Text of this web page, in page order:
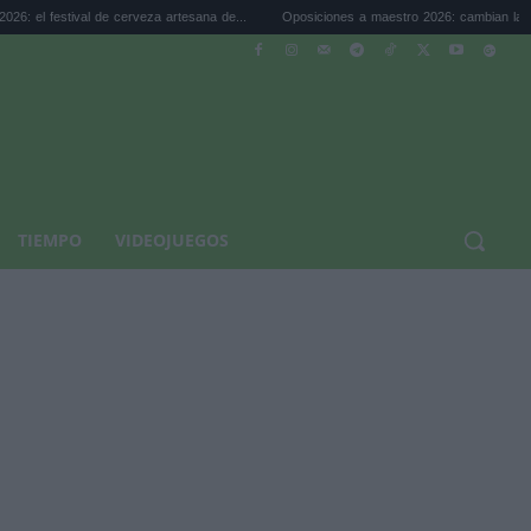
de cerveza artesana de... Oposiciones a maestro 2026: cambian la legislación...
TIEMPO VIDEOJUEGOS